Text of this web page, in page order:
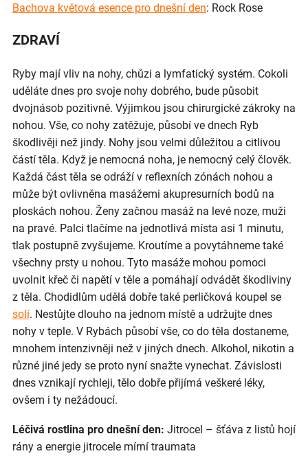
Bachova květová esence pro dnešní den: Rock Rose
ZDRAVÍ
Ryby mají vliv na nohy, chůzi a lymfatický systém. Cokoli
uděláte dnes pro svoje nohy dobrého, bude působit
dvojnásob pozitivně. Výjimkou jsou chirurgické zákroky na
nohou. Vše, co nohy zatěžuje, působí ve dnech Ryb
škodlivěji než jindy. Nohy jsou velmi důležitou a citlivou
částí těla. Když je nemocná noha, je nemocný celý člověk.
Každá část těla se odráží v reflexních zónách nohou a
může být ovlivněna masážemi akupresurních bodů na
ploskách nohou. Ženy začnou masáž na levé noze, muži
na pravé. Palci tlačíme na jednotlivá místa asi 1 minutu,
tlak postupně zvyšujeme. Kroutíme a povytáhneme také
všechny prsty u nohou. Tyto masáže mohou pomoci
uvolnit křeč či napětí v těle a pomáhají odvádět škodliviny
z těla. Chodidlům udělá dobře také perličková koupel se
solí. Nestůjte dlouho na jednom místě a udržujte dnes
nohy v teple. V Rybách působí vše, co do těla dostaneme,
mnohem intenzivněji než v jiných dnech. Alkohol, nikotin a
různé jiné jedy se proto nyní snažte vynechat. Závislosti
dnes vznikají rychleji, tělo dobře přijímá veškeré léky,
ovšem i ty nežádoucí.
Léčivá rostlina pro dnešní den: Jitrocel – šťáva z listů hojí
rány a energie jitrocele mírní traumata